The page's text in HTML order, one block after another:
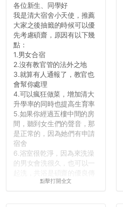
反正老人我明天就要搬離新
竹，之後如何發展與我無
關，就當最後一天發個牢騷
吧XD，祝學弟妹們修課順利
~~...
各位新生、同學好
我是清大宿舍小天使，推薦
大家之後抽籤的時候可以優
先考慮碩齋，原因有以下幾
點：
1.男女合宿
2.沒有教官管的法外之地
3.就算有人通報了，教官也
會幫你處理
4.可以瘋狂做菜，增加清大
升學率的同時也提高生育率
5.如果你經過五樓中間的房
間，聽到女生們的聲音，那
是正常的，因為她們有申請
宿舍
6.浴室很乾淨，因為來洗澡
的男女會洗很久，也可以一
點擊打開全文